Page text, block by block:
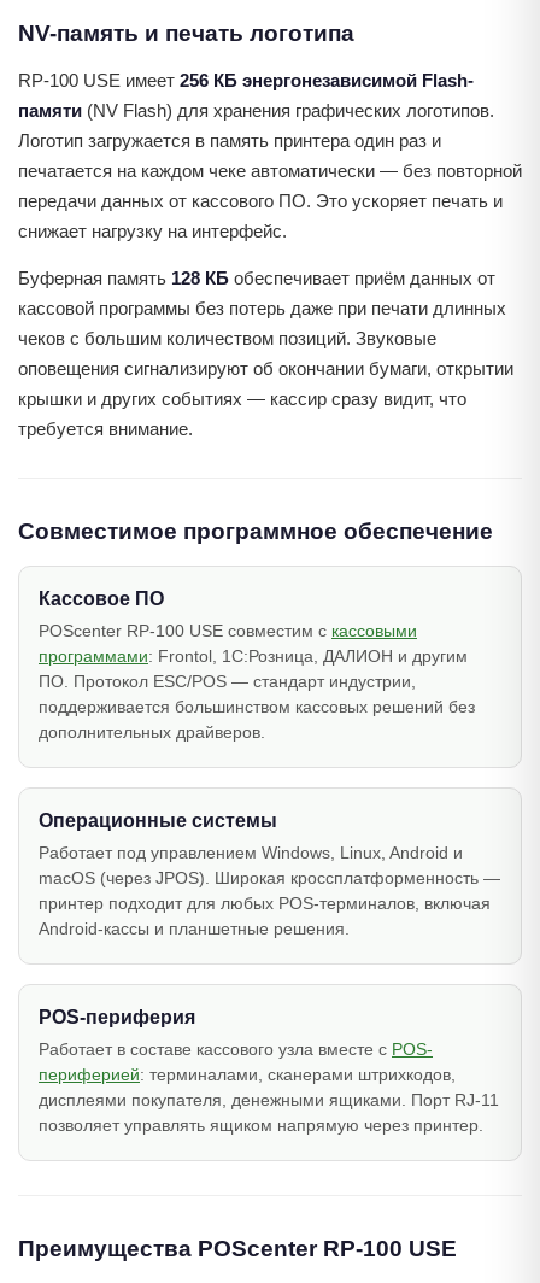
NV-память и печать логотипа
RP-100 USE имеет 256 КБ энергонезависимой Flash-
памяти (NV Flash) для хранения графических логотипов.
Логотип загружается в память принтера один раз и
печатается на каждом чеке автоматически — без повторной
передачи данных от кассового ПО. Это ускоряет печать и
снижает нагрузку на интерфейс.
Буферная память 128 КБ обеспечивает приём данных от
кассовой программы без потерь даже при печати длинных
чеков с большим количеством позиций. Звуковые
оповещения сигнализируют об окончании бумаги, открытии
крышки и других событиях — кассир сразу видит, что
требуется внимание.
Совместимое программное обеспечение
Кассовое ПО
POScenter RP-100 USE совместим с кассовыми
программами: Frontol, 1С:Розница, ДАЛИОН и другим
ПО. Протокол ESC/POS — стандарт индустрии,
поддерживается большинством кассовых решений без
дополнительных драйверов.
Операционные системы
Работает под управлением Windows, Linux, Android и
macOS (через JPOS). Широкая кроссплатформенность —
принтер подходит для любых POS-терминалов, включая
Android-кассы и планшетные решения.
POS-периферия
Работает в составе кассового узла вместе с POS-
периферией: терминалами, сканерами штрихкодов,
дисплеями покупателя, денежными ящиками. Порт RJ-11
позволяет управлять ящиком напрямую через принтер.
Преимущества POScenter RP-100 USE